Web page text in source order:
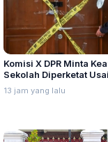
Komisi X DPR Minta
Sekolah Diperketat
Senjata dan Narkotika
13 jam yang lalu